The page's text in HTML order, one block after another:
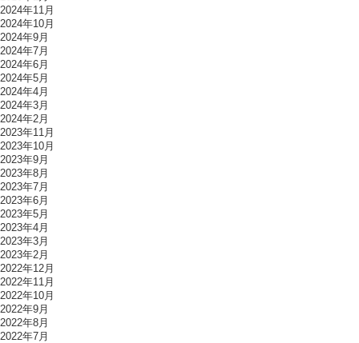
2024年11月
2024年10月
2024年9月
2024年7月
2024年6月
2024年5月
2024年4月
2024年3月
2024年2月
2023年11月
2023年10月
2023年9月
2023年8月
2023年7月
2023年6月
2023年5月
2023年4月
2023年3月
2023年2月
2022年12月
2022年11月
2022年10月
2022年9月
2022年8月
2022年7月